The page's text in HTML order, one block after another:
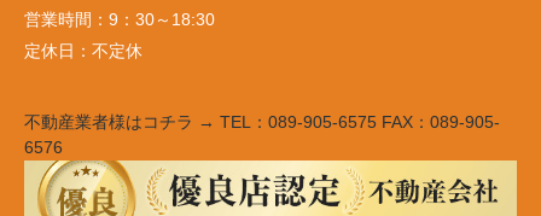
営業時間： 9：30～18:30
定休日： 不定休
不動産業者様はコチラ → TEL：089-905-6575 FAX：089-905-
6576